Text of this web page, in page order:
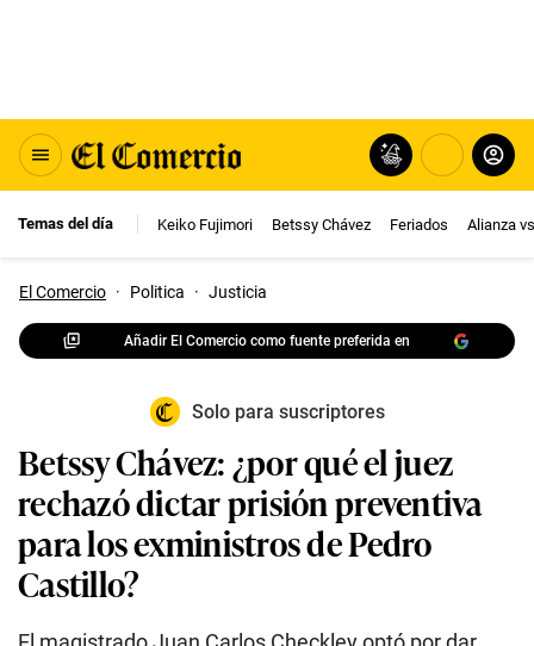
Temas del día Keiko Fujimori Betssy Chávez Feriados Alianza
El Comercio · Politica · Justicia
Añadir El Comercio como fuente preferida en
Solo para suscriptores
Betssy Chávez: ¿por qué el juez
rechazó dictar prisión preventiva
para los exministros de Pedro
Castillo?